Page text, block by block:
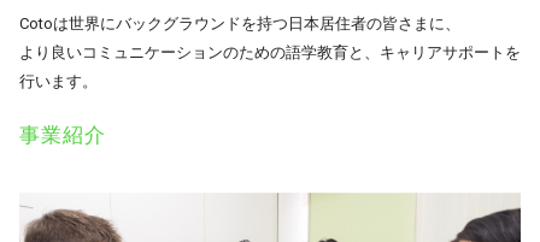
Cotoは世界にバックグラウンドを持つ日本居住者の皆さまに、
より良いコミュニケーションのための語学教育と、キャリアサポートを
行います。
事業紹介